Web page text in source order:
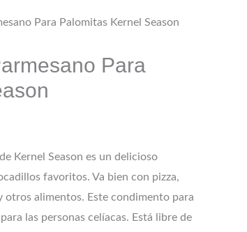
Para Palomitas Kernel Season
Para
Kernel Season es un delicioso
favoritos. Va bien con pizza,
otros alimentos. Este condimento para
las personas celíacas. Está libre de